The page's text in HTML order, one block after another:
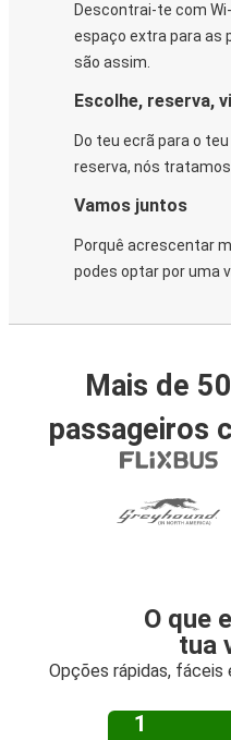
Descontrai-te com
espaço extra para as
são assim.
Escolhe, reserva,
Do teu ecrã para o
reserva, nós tratamos
Vamos juntos
Porquê acrescentar
podes optar por uma
Mais de
passageiros
O que
tua
Opções rápidas, fáceis
1